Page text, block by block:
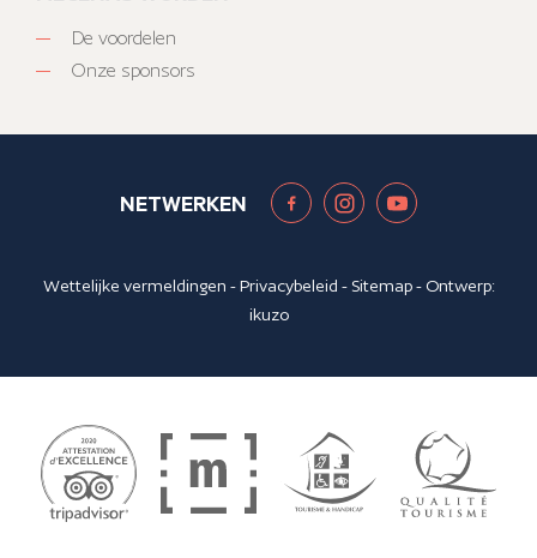
De voordelen
Onze sponsors
NETWERKEN
Wettelijke vermeldingen -Privacybeleid - Sitemap- Ontwerp:
ikuzo